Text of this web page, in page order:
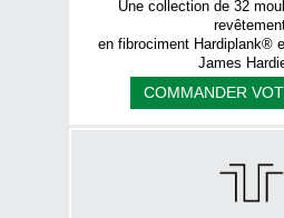
Une collection de 32
en fibrociment Hardiplank®
James
COMMANDER